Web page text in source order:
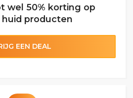
wel 50% korting op
huid producten
EEN DEAL